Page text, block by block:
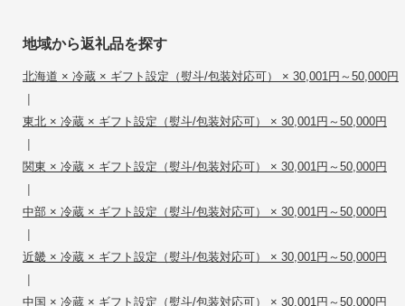
地域から返礼品を探す
北海道 × 冷蔵 × ギフト設定（熨斗/包装対応可） × 30,001円～50,000円
|
東北 × 冷蔵 × ギフト設定（熨斗/包装対応可） × 30,001円～50,000円
|
関東 × 冷蔵 × ギフト設定（熨斗/包装対応可） × 30,001円～50,000円
|
中部 × 冷蔵 × ギフト設定（熨斗/包装対応可） × 30,001円～50,000円
|
近畿 × 冷蔵 × ギフト設定（熨斗/包装対応可） × 30,001円～50,000円
|
中国 × 冷蔵 × ギフト設定（熨斗/包装対応可） × 30,001円～50,000円